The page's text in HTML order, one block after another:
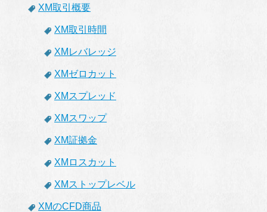
XM取引概要
XM取引時間
XMレバレッジ
XMゼロカット
XMスプレッド
XMスワップ
XM証拠金
XMロスカット
XMストップレベル
XMのCFD商品